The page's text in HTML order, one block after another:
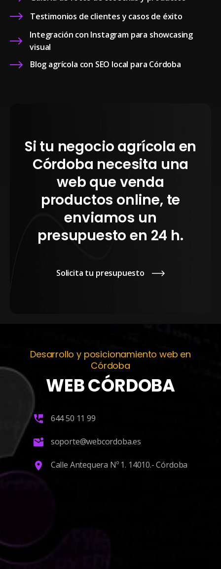
Testimonios de clientes y casos de éxito
Integración con Instagram para showcasing
visual
Blog agrícola con SEO local para Córdoba
Si tu negocio agrícola en
Córdoba necesita una
web que venda
productos online, te
enviamos un
presupuesto en 24 h.
Solicita tu presupuesto
Desarrollo y posicionamiento web en
Córdoba
WEB CÓRDOBA
644 50 11 99
soporte@webcordoba.es
Calle Antequera Nº 1. 14010.- Córdoba